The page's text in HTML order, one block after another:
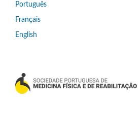
Português
Français
English